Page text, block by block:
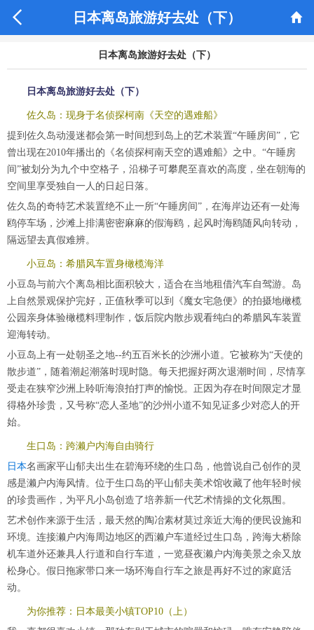
 日本离岛旅游好去处（下） 
日本离岛旅游好去处（下）
日本离岛旅游好去处（下）
佐久岛：现身于名侦探柯南《天空的遇难船》
提到佐久岛动漫迷都会第一时间想到岛上的艺术装置“午睡房间”，它
曾出现在2010年播出的《名侦探柯南天空的遇难船》之中。“午睡房
间”被划分为九个中空格子，沿梯子可攀爬至喜欢的高度，坐在朝海的
空间里享受独自一人的日起日落。
佐久岛的奇特艺术装置绝不止一所“午睡房间”，在海岸边还有一处海
鸥停车场，沙滩上排满密密麻麻的假海鸥，起风时海鸥随风向转动，
隔远望去真假难辨。
小豆岛：希腊风车置身橄榄海洋
小豆岛与前六个离岛相比面积较大，适合在当地租借汽车自驾游。岛
上自然景观保护完好，正值秋季可以到《魔女宅急便》的拍摄地橄榄
公园亲身体验橄榄料理制作，饭后院内散步观看纯白的希腊风车装置
迎海转动。
小豆岛上有一处朝圣之地--约五百米长的沙洲小道。它被称为“天使的
散步道”，随着潮起潮落时现时隐。每天把握好两次退潮时间，尽情享
受走在狭窄沙洲上聆听海浪拍打声的愉悦。正因为存在时间限定才显
得格外珍贵，又号称“恋人圣地”的沙州小道不知见证多少对恋人的开
始。
生口岛：跨濑户内海自由骑行
日本名画家平山郁夫出生在碧海环绕的生口岛，他曾说自己创作的灵
感是濑户内海风情。位于生口岛的平山郁夫美术馆收藏了他年轻时候
的珍贵画作，为平凡小岛创造了培养新一代艺术情操的文化氛围。
艺术创作来源于生活，最天然的陶冶素材莫过亲近大海的便民设施和
环境。连接濑户内海周边地区的西濑户车道经过生口岛，跨海大桥除
机车道外还兼具人行道和自行车道，一览昼夜濑户内海美景之余又放
松身心。假日拖家带口来一场环海自行车之旅是再好不过的家庭活
动。
为你推荐：日本最美小镇TOP10（上）